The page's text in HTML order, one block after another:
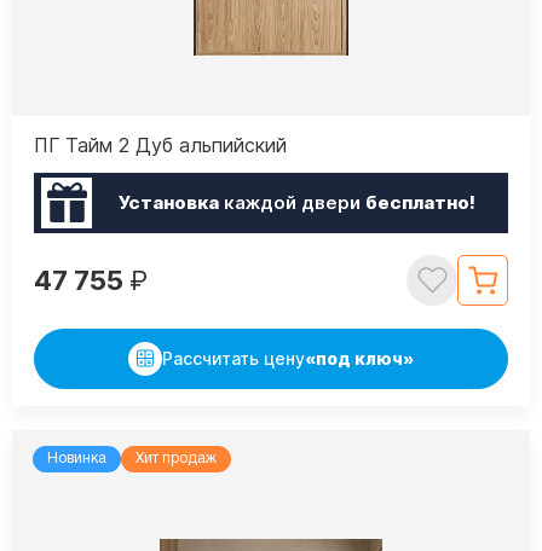
ПГ Тайм 2 Дуб альпийский
Установкакаждой двери бесплатно!
47 755 ₽
Рассчитать цену«под ключ»
Новинка Хит продаж